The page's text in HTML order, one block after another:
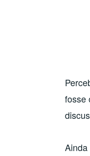
fosse